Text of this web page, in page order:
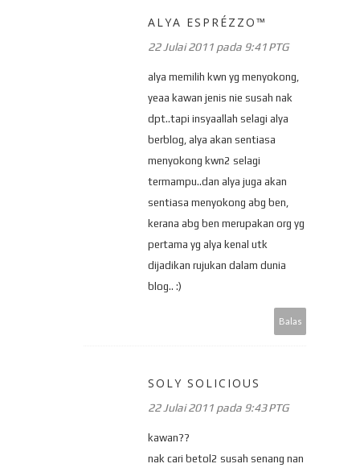
ALYA ESPRÉZZO™
22 Julai 2011 pada 9:41 PTG
alya memilih kwn yg menyokong,
yeaa kawan jenis nie susah nak
dpt..tapi insyaallah selagi alya
berblog, alya akan sentiasa
menyokong kwn2 selagi
termampu..dan alya juga akan
sentiasa menyokong abg ben,
kerana abg ben merupakan org yg
pertama yg alya kenal utk
dijadikan rujukan dalam dunia
blog.. :)
Balas
SOLY SOLICIOUS
22 Julai 2011 pada 9:43 PTG
kawan??
nak cari betol2 susah senang nan